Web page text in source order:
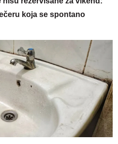
koja se spontano